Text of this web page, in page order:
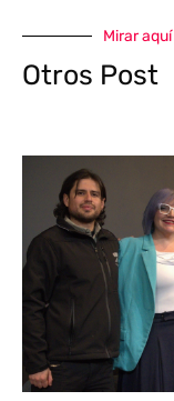
Mirar aquí
Otros Post